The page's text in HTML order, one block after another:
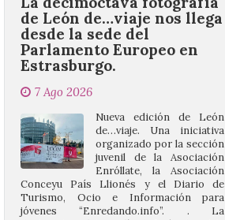
Parlamento Europeo en
Estrasburgo.
7 Ago 2026
Nueva edición de León
juvenil de la Asociación
Enróllate, la Asociación
Conceyu País Llionés y el Diario de
Turismo, Ocio e Información para
jóvenes “Enredando.info”. . La
decimoctava fotografía de León de…viaje
nos […]